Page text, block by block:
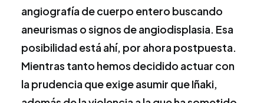
angiografía de cuerpo entero buscando
aneurismas o signos de angiodisplasia. Esa
posibilidad está ahí, por ahora postpuesta.
Mientras tanto hemos decidido actuar con
la prudencia que exige asumir que Iñaki,